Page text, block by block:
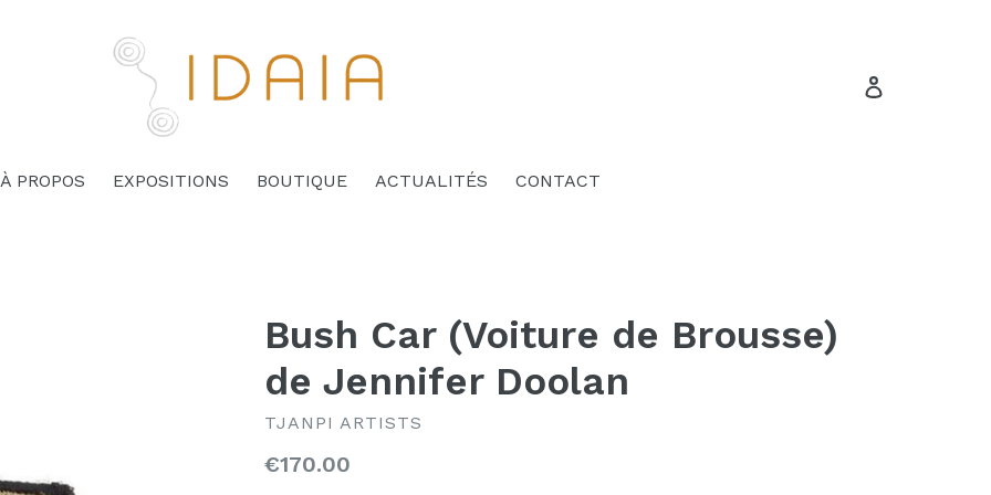
À PROPOS EXPOSITIONS BOUTIQUE ACTUALITÉS CONTACT
Bush Car (Voiture de Brousse)
de Jennifer Doolan
TJANPI ARTISTS
Prix
€170.00